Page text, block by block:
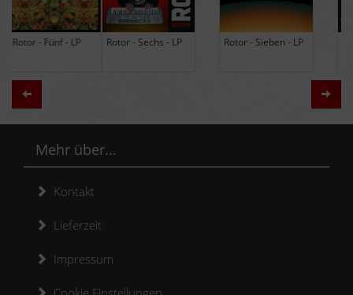
Rotor - Sechs - LP Rotor - Sieben - LP
Hodja - The Band -
Zurück
Mehr über...
Kontakt
Lieferzeit
Impressum